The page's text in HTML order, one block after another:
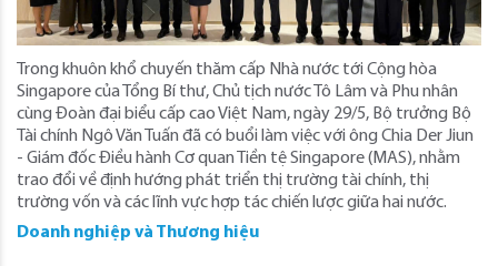
Trong khuôn khổ chuyến thăm cấp Nhà nước tới Cộng hòa
Singapore của Tổng Bí thư, Chủ tịch nước Tô Lâm và Phu nhân
cùng Đoàn đại biểu cấp cao Việt Nam, ngày 29/5, Bộ trưởng Bộ
Tài chính Ngô Văn Tuấn đã có buổi làm việc với ông Chia Der Jiun
- Giám đốc Điều hành Cơ quan Tiền tệ Singapore (MAS), nhằm
trao đổi về định hướng phát triển thị trường tài chính, thị
trường vốn và các lĩnh vực hợp tác chiến lược giữa hai nước.
Doanh nghiệp và Thương hiệu